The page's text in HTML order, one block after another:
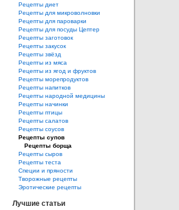
Рецепты диет
Рецепты для микроволновки
Рецепты для пароварки
Рецепты для посуды Цептер
Рецепты заготовок
Рецепты закусок
Рецепты звёзд
Рецепты из мяса
Рецепты из ягод и фруктов
Рецепты морепродуктов
Рецепты напитков
Рецепты народной медицины
Рецепты начинки
Рецепты птицы
Рецепты салатов
Рецепты соусов
Рецепты супов
Рецепты борща
Рецепты сыров
Рецепты теста
Специи и пряности
Творожные рецепты
Эротические рецепты
Лучшие статьи